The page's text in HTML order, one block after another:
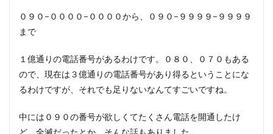
０９０−００００−００００から、０９０−９９９９−９９９９
まで
１億通りの電話番号があるわけです。０８０、０７０もある
ので、現在は３億通りの電話番号があり得るということにな
るわけですが、それでも足りないなんてすごいですね。
中には０９０の番号が欲しくてたくさん電話を開通したけ
ど、全滅だったとか、そんな話もありました。